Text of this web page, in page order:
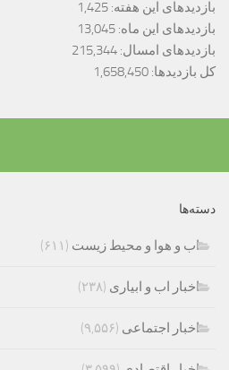
بازدیدهای این هفته: 1,425
بازدیدهای این ماه: 13,045
بازدیدهای امسال: 215,344
کل بازدیدها: 1,658,450
دسته‌ها
اب و هوا و محیط زیست (۶۱۱)
اخبار اب و ابیاری (۲۳۸)
اخبار اجتماعی (۹,۵۵۶)